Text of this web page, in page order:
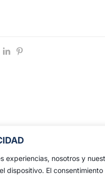
experiencias, nosotros y
dispositivo. El
Sacramental y
de Nuestro Padre
y María Santísima de la